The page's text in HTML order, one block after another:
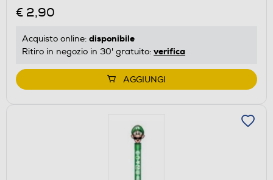
€ 2,90
Acquisto online: disponibile
Ritiro in negozio in 30' gratuito: verifica
AGGIUNGI